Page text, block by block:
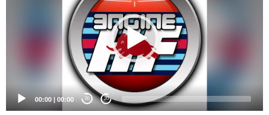
00:00 |00:00 20 20